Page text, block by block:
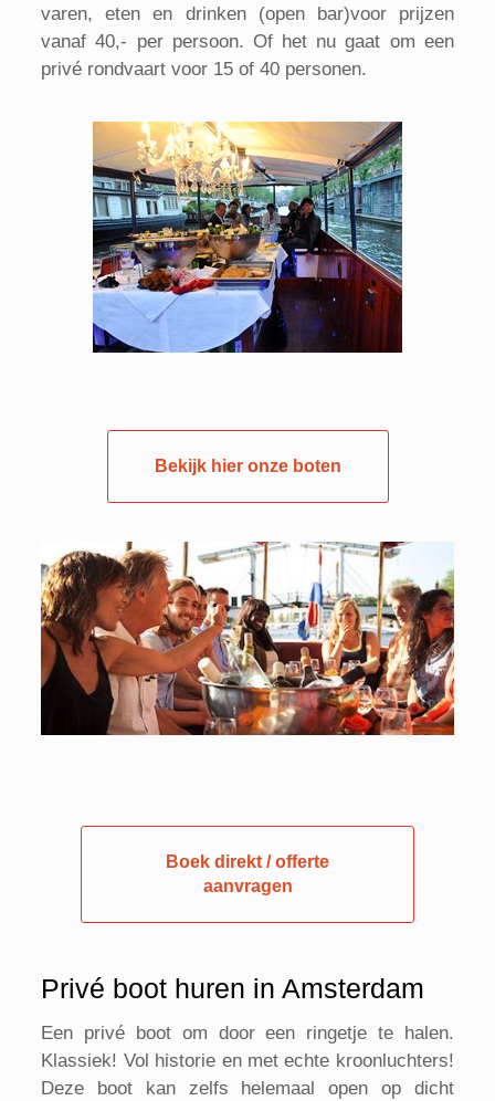
varen, eten en drinken (open bar)voor prijzen
vanaf 40,- per persoon. Of het nu gaat om een
privé rondvaart voor 15 of 40 personen.
Bekijk hier onze boten
Boek direkt / offerte
aanvragen
Privé boot huren in Amsterdam
Een privé boot om door een ringetje te halen.
Klassiek! Vol historie en met echte kroonluchters!
Deze boot kan zelfs helemaal open op dicht